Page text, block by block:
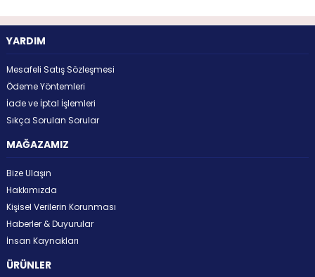
YARDIM
Mesafeli Satış Sözleşmesi
Ödeme Yöntemleri
İade ve İptal İşlemleri
Sıkça Sorulan Sorular
MAĞAZAMIZ
Bize Ulaşın
Hakkımızda
Kişisel Verilerin Korunması
Haberler & Duyurular
İnsan Kaynakları
ÜRÜNLER